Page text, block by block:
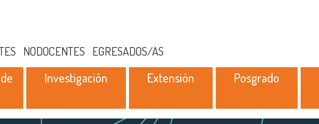
NODOCENTES EGRESADOS/AS
Investigación Extensión Posgrado